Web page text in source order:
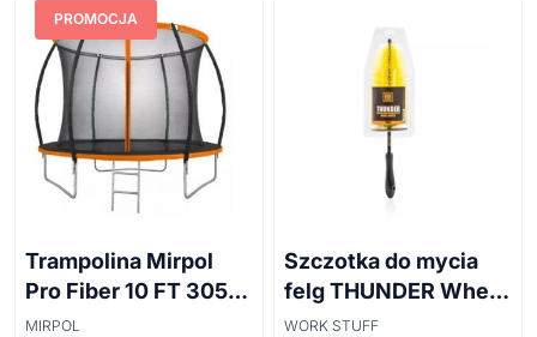
PROMOCJA
Trampolina Mirpol
Pro Fiber 10 FT 305
cm + siatka
MIRPOL
Szczotka do mycia
felg THUNDER Wheel
Brush 45cm
WORK STUFF